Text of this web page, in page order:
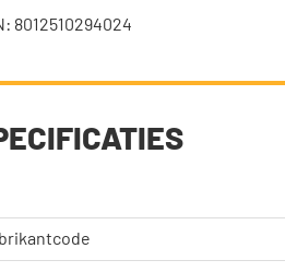
8012510294024